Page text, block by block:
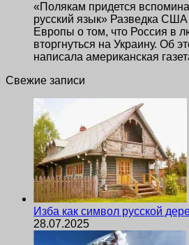
«Полякам придется
русский язык» Разведка
Европы о том, что Россия в
вторгнуться на Украину. Об
написала американская
Свежие записи
Изба как символ русской
28.07.2025